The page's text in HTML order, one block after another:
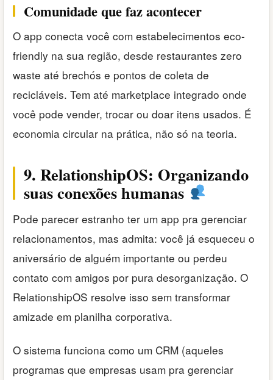
Comunidade que faz acontecer
O app conecta você com estabelecimentos eco-
friendly na sua região, desde restaurantes zero
waste até brechós e pontos de coleta de
recicláveis. Tem até marketplace integrado onde
você pode vender, trocar ou doar itens usados. É
economia circular na prática, não só na teoria.
9. RelationshipOS: Organizando
suas conexões humanas
Pode parecer estranho ter um app pra gerenciar
relacionamentos, mas admita: você já esqueceu o
aniversário de alguém importante ou perdeu
contato com amigos por pura desorganização. O
RelationshipOS resolve isso sem transformar
amizade em planilha corporativa.
O sistema funciona como um CRM (aqueles
programas que empresas usam pra gerenciar